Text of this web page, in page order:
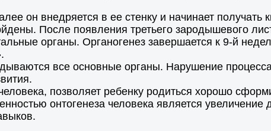
он внедряется в ее стенку и начинает получать
После появления третьего зародышевого
органы. Органогенез завершается к 9-й
все основные органы. Нарушение
позволяет ребенку родиться хорошо
онтогенеза человека является увеличение